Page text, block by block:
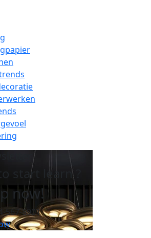
start learn ?
now!
567-8901